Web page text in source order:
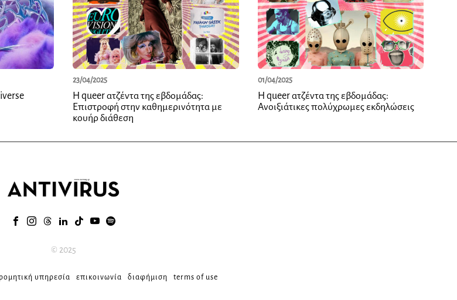
23/04/2025
Η queer ατζέντα της εβδομάδας:
Επιστροφή στην καθημερινότητα με
κουήρ διάθεση
01/04/2025
Η queer ατζέντα της εβδομάδας:
Ανοιξιάτικες πολύχρωμες εκδηλώσεις
© 2025
υπηρεσία επικοινωνία διαφήμιση terms of use